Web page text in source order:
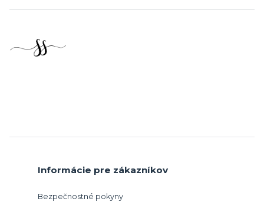
Informácie pre zákazníkov
Bezpečnostné pokyny